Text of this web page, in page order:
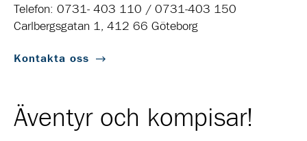
Telefon: 0731- 403 110 / 0731-403 150
Carlbergsgatan 1, 412 66 Göteborg
Kontakta oss
Äventyr och kompisar!